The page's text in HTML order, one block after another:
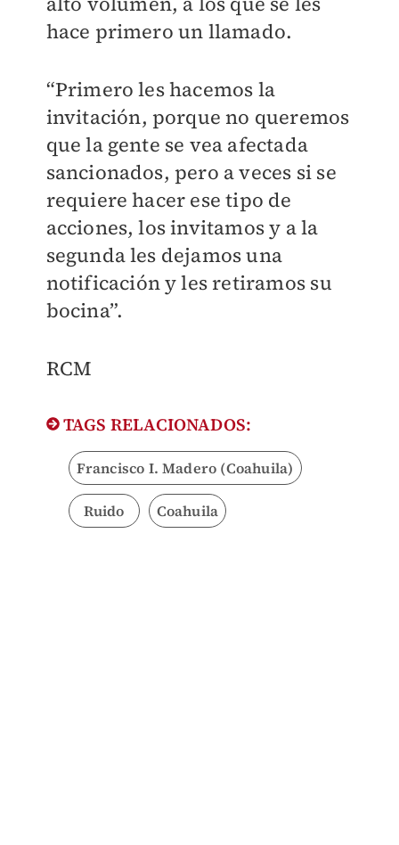
hace primero un llamado.
“Primero les hacemos la
invitación, porque no queremos
que la gente se vea afectada
sancionados, pero a veces si se
requiere hacer ese tipo de
acciones, los invitamos y a la
segunda les dejamos una
notificación y les retiramos su
bocina”.
RCM
TAGS RELACIONADOS:
Francisco I. Madero (Coahuila)
Ruido Coahuila